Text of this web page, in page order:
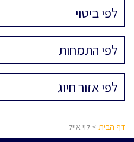
דף הבית > לוי אייל